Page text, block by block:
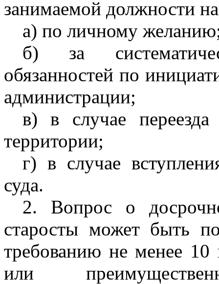
занимаемой должности
а) по личному
б) за
обязанностей по
администрации;
в) в случае переезда
территории;
г) в случае
суда.
2. Вопрос о
старосты может быть
требованию не менее 10
или